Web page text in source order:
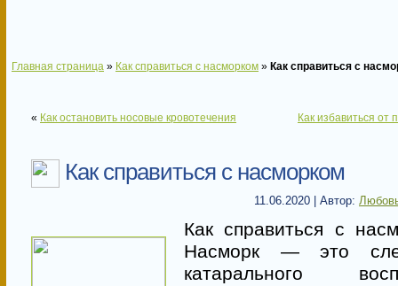
Главная страница » Как справиться с насморком » Как справиться с
« Как остановить носовые кровотечения Как избавиться от
Как справиться с насморком
11.06.2020 | Автор:
Как справиться с
Насморк — это
катарального